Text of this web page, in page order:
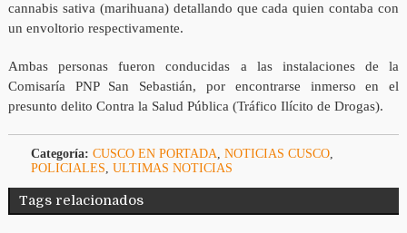
cannabis sativa (marihuana) detallando que cada quien contaba con
un envoltorio respectivamente.
Ambas personas fueron conducidas a las instalaciones de la
Comisaría PNP San Sebastián, por encontrarse inmerso en el
presunto delito Contra la Salud Pública (Tráfico Ilícito de Drogas).
Categoría: CUSCO EN PORTADA, NOTICIAS CUSCO,
POLICIALES, ULTIMAS NOTICIAS
Tags relacionados